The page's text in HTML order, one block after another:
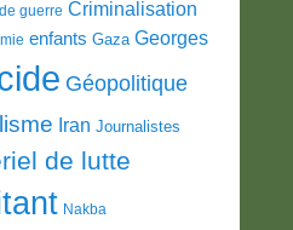
guerre Criminalisation
enfants Gaza Georges
Géopolitique
Iran Journalistes
de lutte
Nakba